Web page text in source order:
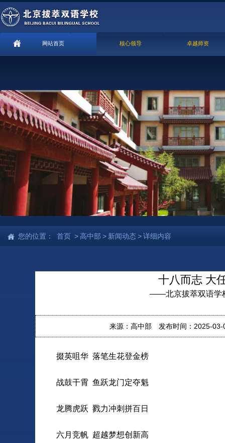
网站首页 核心领导 卓越师资
您的位置： 首页 >高中部 > 新闻动态>详细内容
十八而志 大
——北京拔萃双语学
来源：高中部 发布时间：2025-
掇英咀华 落笔生花登金榜
战鼓干霄 鱼跃龙门定夺魁
龙腾虎跃 戮力冲刺拼百日
六月竞帆 超越梦想创新高